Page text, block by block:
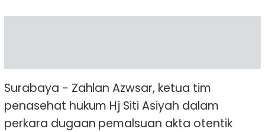
Surabaya - Zahlan Azwsar, ketua tim
penasehat hukum Hj Siti Asiyah dalam
perkara dugaan pemalsuan akta otentik